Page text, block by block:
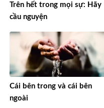
Trên hết trong mọi sự: Hãy
cầu nguyện
Cái bên trong và cái bên
ngoài